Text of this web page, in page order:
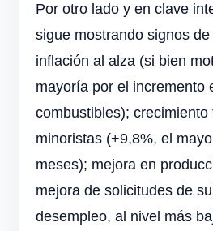
Por otro lado y en clave
sigue mostrando signos
inflación al alza (si bien
mayoría por el incremento
combustibles);
minoristas (+9,8%, el
meses); mejora en
mejora de solicitudes de
desempleo, al nivel más